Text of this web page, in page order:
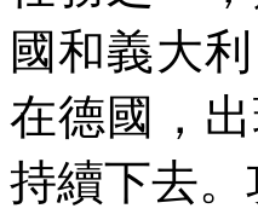
國和義大
在德國，
持續下去。